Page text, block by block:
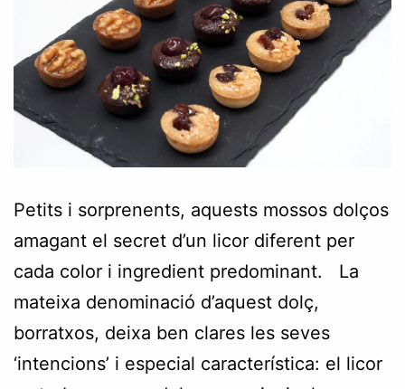
Petits i sorprenents, aquests mossos dolços
amagant el secret d’un licor diferent per
cada color i ingredient predominant. La
mateixa denominació d’aquest dolç,
borratxos, deixa ben clares les seves
‘intencions’ i especial característica: el licor